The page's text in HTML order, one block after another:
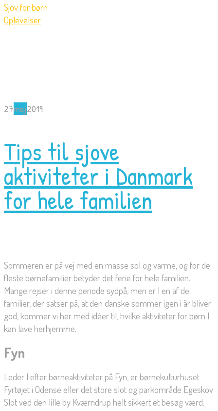
Sjov for børn
Oplevelser
27maj2019
Tips til sjove
aktiviteter i Danmark
for hele familien
Sommeren er på vej med en masse sol og varme, og for de
fleste børnefamilier betyder det ferie for hele familien.
Mange rejser i denne periode sydpå, men er I en af de
familier, der satser på, at den danske sommer igen i år bliver
god, kommer vi her med idéer til, hvilke aktiviteter for børn I
kan lave herhjemme.
Fyn
Leder I efter børneaktiviteter på Fyn, er børnekulturhuset
Fyrtøjet i Odense eller det store slot og parkområde Egeskov
Slot ved den lille by Kværndrup helt sikkert et besøg værd.